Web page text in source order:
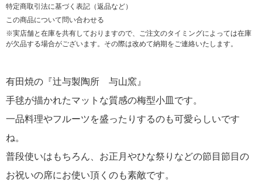
特定商取引法に基づく表記（返品など）
この商品について問い合わせる
※実店舗と在庫を共有しておりますので、ご注文のタイミングによっては在庫
が欠品する場合がございます。その際は改めて納期をご連絡いたします。
有田焼の『辻与製陶所 与山窯』
手毬が描かれたマットな質感の梅型小皿です。
一品料理やフルーツを盛ったりするのも可愛らしいです
ね。
普段使いはもちろん、お正月やひな祭りなどの節目節目の
お祝いの席にお使い頂くのも素敵です。